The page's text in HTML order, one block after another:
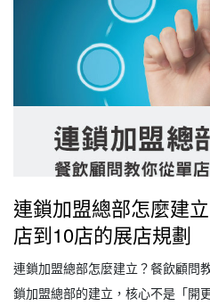
連鎖加盟總部怎麼建
店到10店的展店規劃
連鎖加盟總部怎麼建立？餐飲顧問
鎖加盟總部的建立，核心不是「開